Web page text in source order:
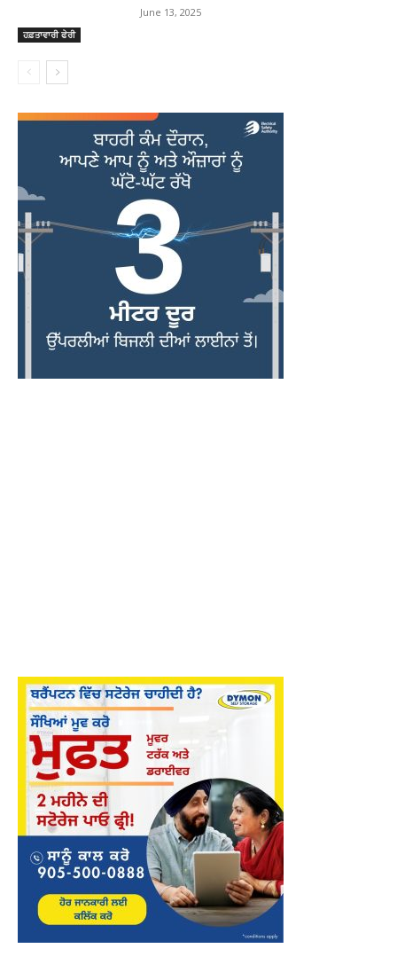
ਹਫ਼ਤਾਵਾਰੀ ਫੇਰੀ
June 13, 2025